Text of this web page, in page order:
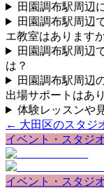
田園調布駅周辺
田園調布駅周辺
エ教室はあります
田園調布駅周辺
は？
田園調布駅周辺
出場サポートはあ
体験レッスンや
← 大田区のスタジ
イベント・スタジ
イベント・スタジ